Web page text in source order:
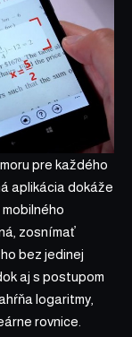
pre každého
aplikácia dokáže
zosnímať
bez jedinej
aj s postupom
logaritmy,
rovnice.